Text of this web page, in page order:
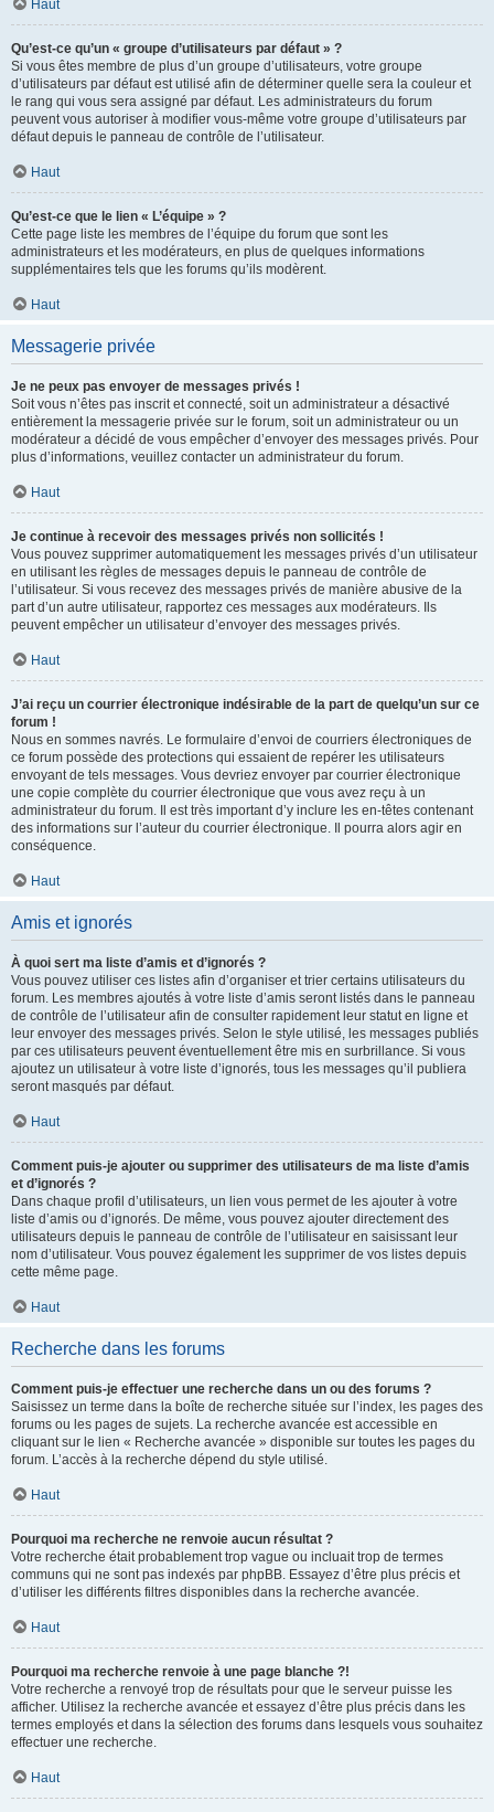
Haut
Qu’est-ce qu’un « groupe d’utilisateurs par défaut » ?
Si vous êtes membre de plus d’un groupe d’utilisateurs, votre groupe
d’utilisateurs par défaut est utilisé afin de déterminer quelle sera la couleur et
le rang qui vous sera assigné par défaut. Les administrateurs du forum
peuvent vous autoriser à modifier vous-même votre groupe d’utilisateurs par
défaut depuis le panneau de contrôle de l’utilisateur.
Haut
Qu’est-ce que le lien « L’équipe » ?
Cette page liste les membres de l’équipe du forum que sont les
administrateurs et les modérateurs, en plus de quelques informations
supplémentaires tels que les forums qu’ils modèrent.
Haut
Messagerie privée
Je ne peux pas envoyer de messages privés !
Soit vous n’êtes pas inscrit et connecté, soit un administrateur a désactivé
entièrement la messagerie privée sur le forum, soit un administrateur ou un
modérateur a décidé de vous empêcher d’envoyer des messages privés. Pour
plus d’informations, veuillez contacter un administrateur du forum.
Haut
Je continue à recevoir des messages privés non sollicités !
Vous pouvez supprimer automatiquement les messages privés d’un utilisateur
en utilisant les règles de messages depuis le panneau de contrôle de
l’utilisateur. Si vous recevez des messages privés de manière abusive de la
part d’un autre utilisateur, rapportez ces messages aux modérateurs. Ils
peuvent empêcher un utilisateur d’envoyer des messages privés.
Haut
J’ai reçu un courrier électronique indésirable de la part de quelqu’un sur ce
forum !
Nous en sommes navrés. Le formulaire d’envoi de courriers électroniques de
ce forum possède des protections qui essaient de repérer les utilisateurs
envoyant de tels messages. Vous devriez envoyer par courrier électronique
une copie complète du courrier électronique que vous avez reçu à un
administrateur du forum. Il est très important d’y inclure les en-têtes contenant
des informations sur l’auteur du courrier électronique. Il pourra alors agir en
conséquence.
Haut
Amis et ignorés
À quoi sert ma liste d’amis et d’ignorés ?
Vous pouvez utiliser ces listes afin d’organiser et trier certains utilisateurs du
forum. Les membres ajoutés à votre liste d’amis seront listés dans le panneau
de contrôle de l’utilisateur afin de consulter rapidement leur statut en ligne et
leur envoyer des messages privés. Selon le style utilisé, les messages publiés
par ces utilisateurs peuvent éventuellement être mis en surbrillance. Si vous
ajoutez un utilisateur à votre liste d’ignorés, tous les messages qu’il publiera
seront masqués par défaut.
Haut
Comment puis-je ajouter ou supprimer des utilisateurs de ma liste d’amis
et d’ignorés ?
Dans chaque profil d’utilisateurs, un lien vous permet de les ajouter à votre
liste d’amis ou d’ignorés. De même, vous pouvez ajouter directement des
utilisateurs depuis le panneau de contrôle de l’utilisateur en saisissant leur
nom d’utilisateur. Vous pouvez également les supprimer de vos listes depuis
cette même page.
Haut
Recherche dans les forums
Comment puis-je effectuer une recherche dans un ou des forums ?
Saisissez un terme dans la boîte de recherche située sur l’index, les pages des
forums ou les pages de sujets. La recherche avancée est accessible en
cliquant sur le lien « Recherche avancée » disponible sur toutes les pages du
forum. L’accès à la recherche dépend du style utilisé.
Haut
Pourquoi ma recherche ne renvoie aucun résultat ?
Votre recherche était probablement trop vague ou incluait trop de termes
communs qui ne sont pas indexés par phpBB. Essayez d’être plus précis et
d’utiliser les différents filtres disponibles dans la recherche avancée.
Haut
Pourquoi ma recherche renvoie à une page blanche ?!
Votre recherche a renvoyé trop de résultats pour que le serveur puisse les
afficher. Utilisez la recherche avancée et essayez d’être plus précis dans les
termes employés et dans la sélection des forums dans lesquels vous souhaitez
effectuer une recherche.
Haut